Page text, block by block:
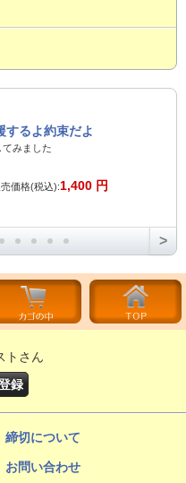
するよ約束だよ
みました
売価格(税込):1,400 円
>
トさん
録
締切について
お問い合わせ